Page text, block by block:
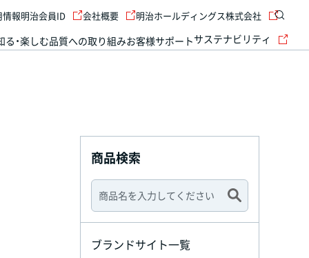
る・楽しむ品質への取り組みお客様サポートサステナビリティ
情報明治会員ID 会社概要 明治ホールディングス株式会社
商品検索
ブランドサイト一覧